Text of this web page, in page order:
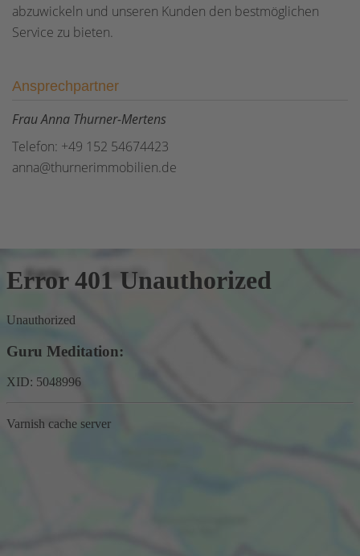
abzuwickeln und unseren Kunden den bestmöglichen
Service zu bieten.
Ansprechpartner
Frau Anna Thurner-Mertens
Telefon: +49 152 54674423
anna@thurnerimmobilien.de